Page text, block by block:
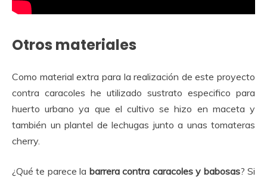
Otros materiales
Como material extra para la realización de este proyecto
contra caracoles he utilizado sustrato especifico para
huerto urbano ya que el cultivo se hizo en maceta y
también un plantel de lechugas junto a unas tomateras
cherry.
¿Qué te parece la barrera contra caracoles y babosas? Si